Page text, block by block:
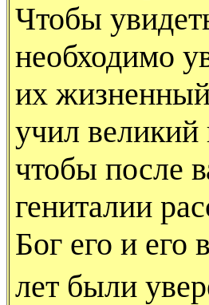
Чтобы
необходимо
их
учил великий
чтобы после
гениталии
Бог его и его
лет были